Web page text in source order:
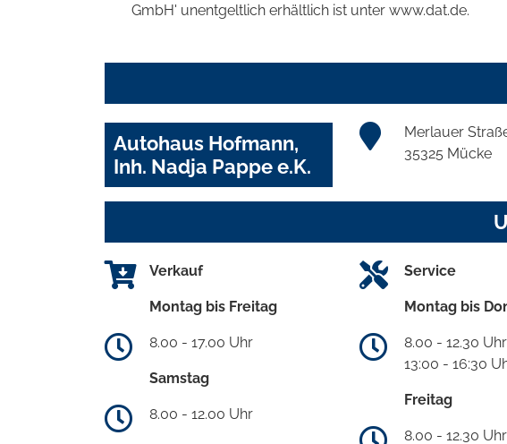
GmbH' unentgeltlich erhältlich ist unter www.dat.de.
Autohaus Hofmann,
Inh. Nadja Pappe e.K.
Merlauer
35325 Mücke
Verkauf
Montag bis Freitag
8.00 - 17.00 Uhr
Samstag
8.00 - 12.00 Uhr
Service
Montag bis
8.00 - 12.30 Uhr
13:00 - 16:30
Freitag
8.00 - 12.30 Uhr